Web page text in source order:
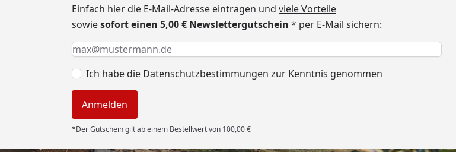
Einfach hier die E-Mail-Adresse eintragen und viele Vorteile
sowiesofort einen 5,00 € Newslettergutschein * per E-Mail sichern:
Keine Eingabe erforderlich
Eingabe erforderlich
E-Mail *
Ich habe die Datenschutzbestimmungen zur Kenntnis genommen
Anmelden
*Der Gutschein gilt ab einem Bestellwert von 100,00 €